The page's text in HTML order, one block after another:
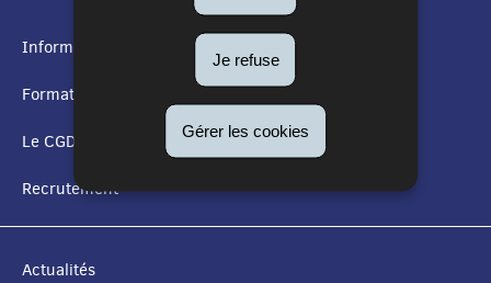
Je refuse
Gérer les cookies
MENU
DE
NAVIGATION
Informations utiles
Formation
Le CGDIS
Recrutement
Actualités